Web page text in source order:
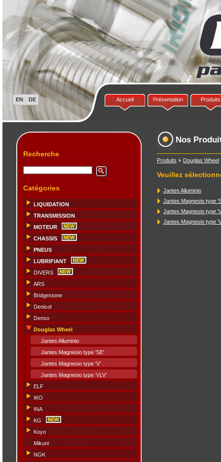
Accueil Présentation Produits
Recherche
Catégories
LIQUIDATION
TRANSMISSION
MOTEUR
CHASSIS
PNEUS
LUBRIFIANT
DIVERS
ARS
Bridgestone
Denicol
Denso
Douglas Wheel
Jantes Alluminio
Jantes Magnesio type 'SE'
Jantes Magnesio type 'V'
Jantes Magnesio type 'VLV'
ELF
IKO
INA
KG
Koyo
Mikuni
NGK
Nos
Produits » Douglas Wheel
Veuillez
Jantes Alluminio
Jantes Magnesio type
Jantes Magnesio type
Jantes Magnesio type